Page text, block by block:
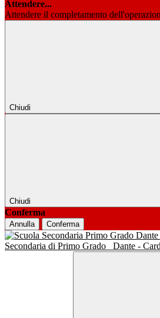
Attendere...
Attendere il completamento
Chiudi
Chiudi
Conferma
Annulla Conferma
Secondaria di Primo Grado
Dante -